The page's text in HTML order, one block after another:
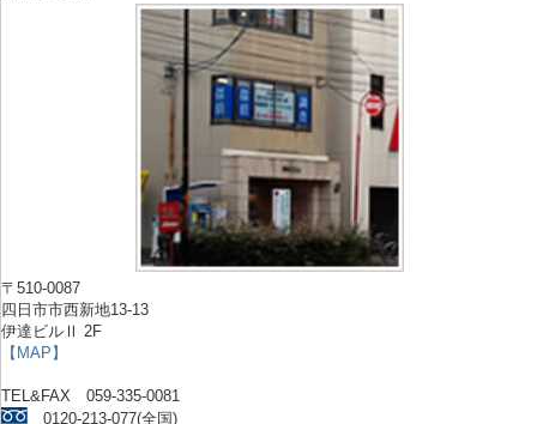
〒510-0087
四日市市西新地13-13
伊達ビルⅡ 2F
【MAP】
TEL&FAX 059-335-0081
0120-213-077(全国)